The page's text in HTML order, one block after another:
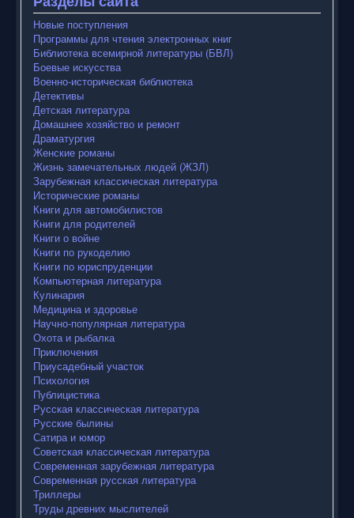
Новые поступления
Программы для чтения электронных книг
Библиотека всемирной литературы (БВЛ)
Боевые искусства
Военно-историческая библиотека
Детективы
Детская литература
Домашнее хозяйство и ремонт
Драматургия
Женские романы
Жизнь замечательных людей (ЖЗЛ)
Зарубежная классическая литература
Исторические романы
Книги для автомобилистов
Книги для родителей
Книги о войне
Книги по рукоделию
Книги по юриспруденции
Компьютерная литература
Кулинария
Медицина и здоровье
Научно-популярная литература
Охота и рыбалка
Приключения
Приусадебный участок
Психология
Публицистика
Русская классическая литература
Русские былины
Сатира и юмор
Советская классическая литература
Современная зарубежная литература
Современная русская литература
Триллеры
Труды древних мыслителей